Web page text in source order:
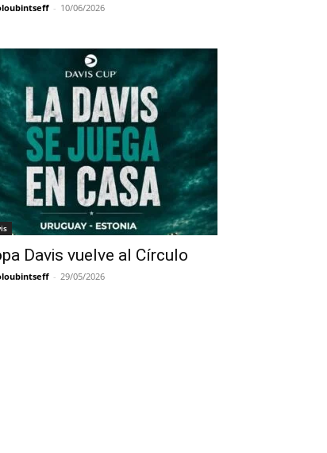
- 10/06/2026
Davis vuelve al Círculo
- 29/05/2026